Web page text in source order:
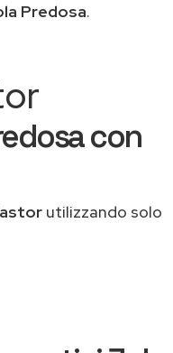
Predosa.
con
utilizzando solo